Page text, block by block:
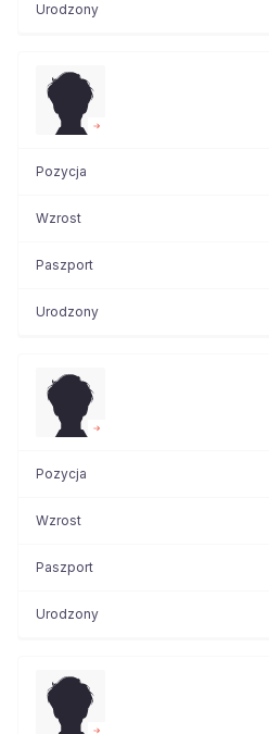
Urodzony
Pozycja
Wzrost
Paszport
Urodzony
Pozycja
Wzrost
Paszport
Urodzony